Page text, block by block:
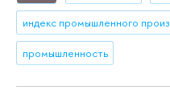
индекс промышленного
промышленность